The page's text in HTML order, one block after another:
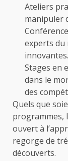
Ateliers
manipuler
experts du
innovantes.
Stages en
dans le
des
Quels que
programmes,
ouvert à
regorge de
découverts.